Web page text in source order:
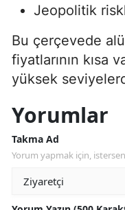
Jeopolitik
Bu çerçevede
fiyatlarının kısa
yüksek
Yorumlar
Takma Ad
Yorum yapmak için,